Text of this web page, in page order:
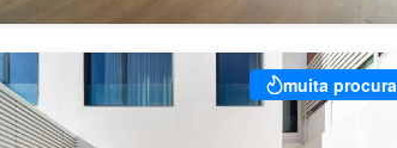
muita procura